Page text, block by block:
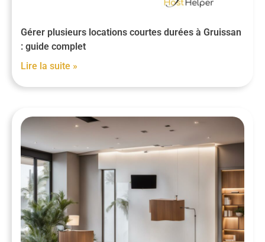
Gérer plusieurs locations courtes durées à Gruissan
: guide complet
Lire la suite »